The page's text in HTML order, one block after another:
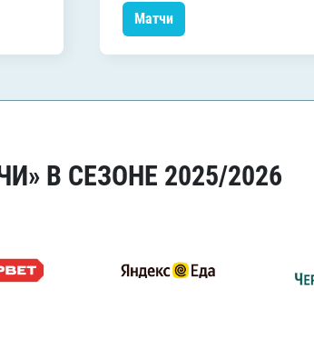
Матчи
В СЕЗОНЕ 2025/2026